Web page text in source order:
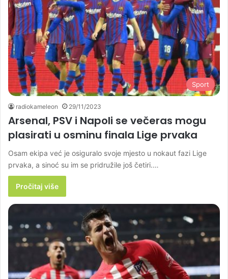
Sport
radiokameleon 29/11/2023
Arsenal, PSV i Napoli se večeras mogu
plasirati u osminu finala Lige prvaka
Osam ekipa već je osiguralo svoje mjesto u nokaut fazi Lige
prvaka, a sinoć su im se pridružile još četiri.…
Pročitaj više